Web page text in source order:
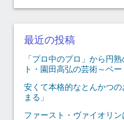
最近の投稿
「プロ中のプロ」から円
ト・園田高弘の芸術～ベ
安くて本格的なとんかつ
まる」
ファースト・ヴァイオリ